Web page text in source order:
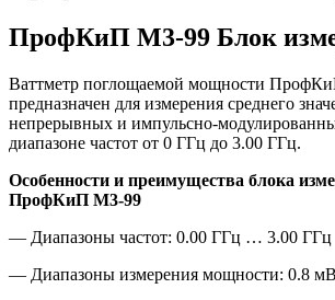
ПрофКиП М3-99 Блок
Ваттметр поглощаемой мощности
предназначен для измерения среднего
непрерывных и импульсно-
диапазоне частот от 0 ГГц до 3.00 ГГц.
Особенности и преимущества блока
ПрофКиП М3-99
— Диапазоны частот: 0.00 ГГц … 3.00 ГГц
— Диапазоны измерения мощности: 0.8